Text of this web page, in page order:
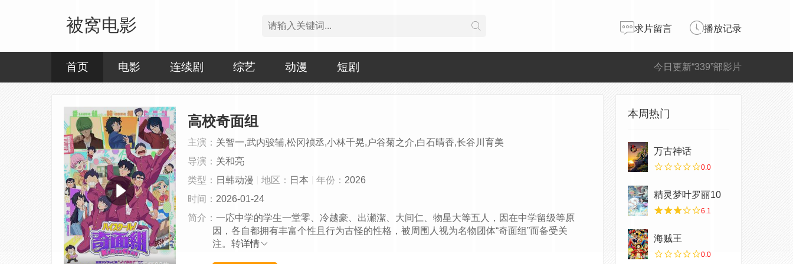
被窝电影 求片留言 播放记录
今日更新“339”部影片
首页 电影 连续剧 综艺 动漫 短剧
高校奇面组
主演： 关智一,武内骏辅,松冈祯丞,小林千晃,户谷菊之介,白石晴香,长谷川育美
导演： 关和亮
类型： 日韩动漫 地区： 日本 年份： 2026
时间： 2026-01-24
简介： 一応中学的学生一堂零、冷越豪、出瀬潔、大间仁、物星大等五人，因在中学留级等原
因，各自都拥有丰富个性且行为古怪的性格，被周围人视为名物团体“奇面组”而备受关
注。转详情
本周热门
万古神话
0.0
精灵梦叶罗丽10
6.1
海贼王
0.0